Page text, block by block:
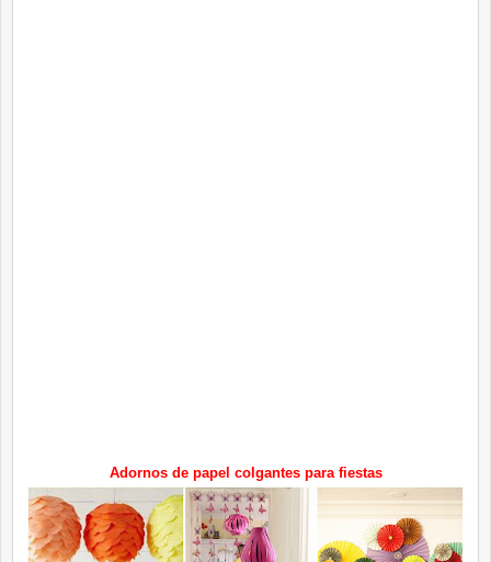
Adornos de papel colgantes para fiestas